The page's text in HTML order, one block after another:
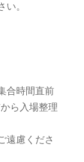
い。
合時間直前
ら⼊場整理
遠慮くださ